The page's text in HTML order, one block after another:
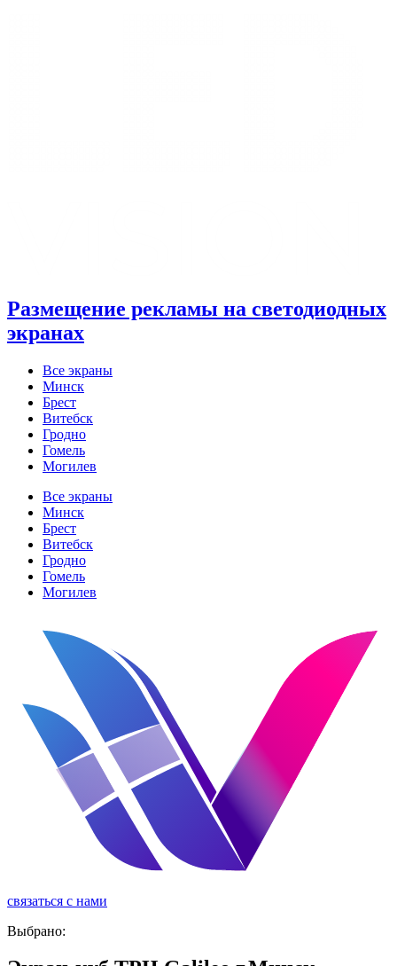
Размещение рекламы на светодиодных
экранах
Все экраны
Минск
Брест
Витебск
Гродно
Гомель
Могилев
Все экраны
Минск
Брест
Витебск
Гродно
Гомель
Могилев
связаться с нами
Выбрано: